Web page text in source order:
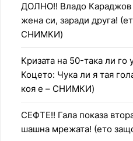
ДОЛНО!! Владо Караджов
жена си, заради друга!
СНИМКИ)
Кризата на 50-така ли го
Коцето: Чука ли я тая
коя е – СНИМКИ)
СЕФТЕ!! Гала показа
шашна мрежата! (ето